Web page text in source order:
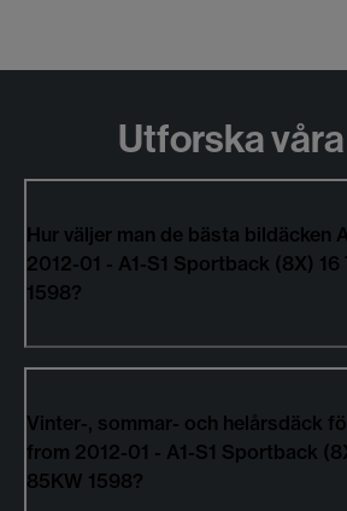
Utforska våra
Hur väljer man de bästa bildäcken
2012-01 - A1-S1 Sportback (8X) 16
1598?
Vinter-, sommar- och helårsdäck
from 2012-01 - A1-S1 Sportback
85KW 1598?